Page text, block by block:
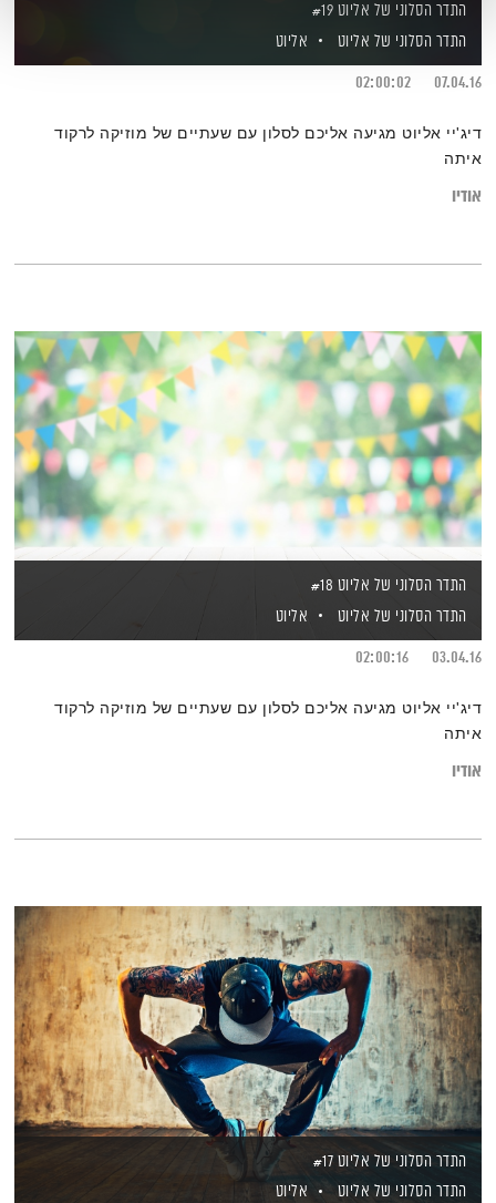
התדר הסלוני של אליוט #19
התדר הסלוני של אליוט
אליוט
07.04.16
02:00:02
דיג'יי אליוט מגיעה אליכם לסלון עם שעתיים של מוזיקה לרקוד
איתה
אודיו
התדר הסלוני של אליוט #18
התדר הסלוני של אליוט
אליוט
03.04.16
02:00:16
דיג'יי אליוט מגיעה אליכם לסלון עם שעתיים של מוזיקה לרקוד
איתה
אודיו
התדר הסלוני של אליוט #17
התדר הסלוני של אליוט
אליוט